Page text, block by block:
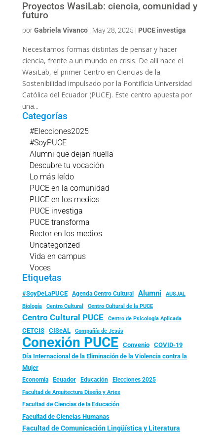
Proyectos WasiLab: ciencia, comunidad y
futuro
porGabriela Vivanco| May 28, 2025 | PUCE investiga
Necesitamos formas distintas de pensar y hacer
ciencia, frente a un mundo en crisis. De allí nace el
WasiLab, el primer Centro en Ciencias de la
Sostenibilidad impulsado por la Pontificia Universidad
Católica del Ecuador (PUCE). Este centro apuesta por
una...
Categorías
#Elecciones2025
#SoyPUCE
Alumni que dejan huella
Descubre tu vocación
Lo más leído
PUCE en la comunidad
PUCE en los medios
PUCE investiga
PUCE transforma
Rector en los medios
Uncategorized
Vida en campus
Voces
Etiquetas
#SoyDeLaPUCE Agenda Centro Cultural Alumni
AUSJAL
Biología
Centro Cultural Centro Cultural de la PUCE
Centro Cultural PUCE Centro de Psicología Aplicada
CETCIS CISeAL Compañía de Jesús
Conexión PUCE Convenio
COVID-19
Día Internacional de la Eliminación de la Violencia contra la
Mujer
Economía Ecuador Educación Elecciones 2025
Facultad de Arquitectura Diseño y Artes
Facultad de Ciencias de la Educación
Facultad de Ciencias Humanas
Facultad de Comunicación Lingüística y Literatura